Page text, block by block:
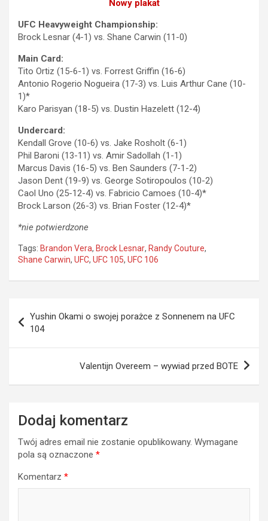
Nowy plakat
UFC Heavyweight Championship:
Brock Lesnar (4-1) vs. Shane Carwin (11-0)
Main Card:
Tito Ortiz (15-6-1) vs. Forrest Griffin (16-6)
Antonio Rogerio Nogueira (17-3) vs. Luis Arthur Cane (10-
1)*
Karo Parisyan (18-5) vs. Dustin Hazelett (12-4)
Undercard:
Kendall Grove (10-6) vs. Jake Rosholt (6-1)
Phil Baroni (13-11) vs. Amir Sadollah (1-1)
Marcus Davis (16-5) vs. Ben Saunders (7-1-2)
Jason Dent (19-9) vs. George Sotiropoulos (10-2)
Caol Uno (25-12-4) vs. Fabricio Camoes (10-4)*
Brock Larson (26-3) vs. Brian Foster (12-4)*
*nie potwierdzone
Tags: Brandon Vera, Brock Lesnar, Randy Couture,
Shane Carwin, UFC, UFC 105, UFC 106
wpisu
Yushin Okami o swojej porażce z Sonnenem na UFC
104
Valentijn Overeem – wywiad przed BOTE
Dodaj komentarz
Twój adres email nie zostanie opublikowany. Wymagane
pola są oznaczone *
Komentarz *